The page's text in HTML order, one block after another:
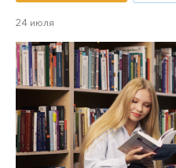
24 июля